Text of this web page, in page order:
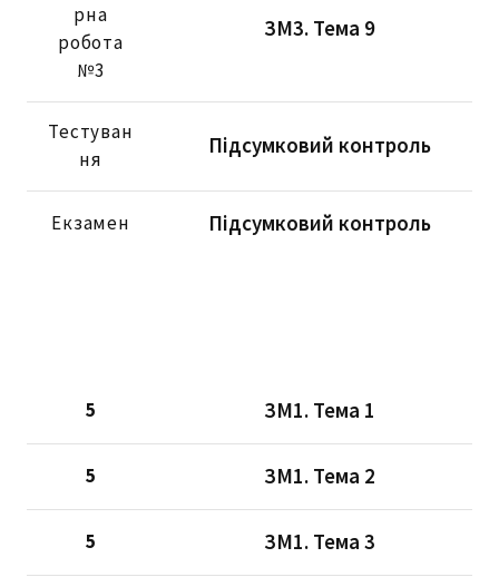
ЗМ3. Тема 9
рна
робота
№3
Підсумковий контроль
Тестуван
ня
Підсумковий контроль
Екзамен
ЗМ1. Тема 1
5
ЗМ1. Тема 2
5
ЗМ1. Тема 3
5